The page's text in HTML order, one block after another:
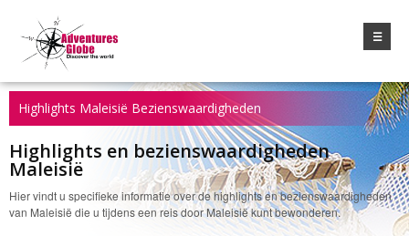
☰
Highlights Maleisië Bezienswaardigheden
Highlights en bezienswaardigheden
Maleisië
Hier vindt u specifieke informatie over de highlights en bezienswaardigheden
van Maleisië die u tijdens een reis door Maleisië kunt bewonderen.